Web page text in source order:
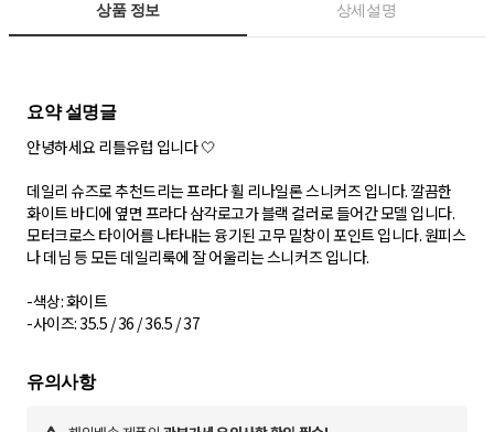
상품 정보 상세설명
요약 설명글
안녕하세요 리틀유럽 입니다 🤍
데일리 슈즈로 추천드리는 프라다 휠 리나일론 스니커즈 입니다. 깔끔한
화이트 바디에 옆면 프라다 삼각로고가 블랙 컬러로 들어간 모델 입니다.
모터크로스 타이어를 나타내는 융기된 고무 밑창이 포인트 입니다. 원피스
나 데님 등 모든 데일리룩에 잘 어울리는 스니커즈 입니다.
-색상: 화이트
유의사항